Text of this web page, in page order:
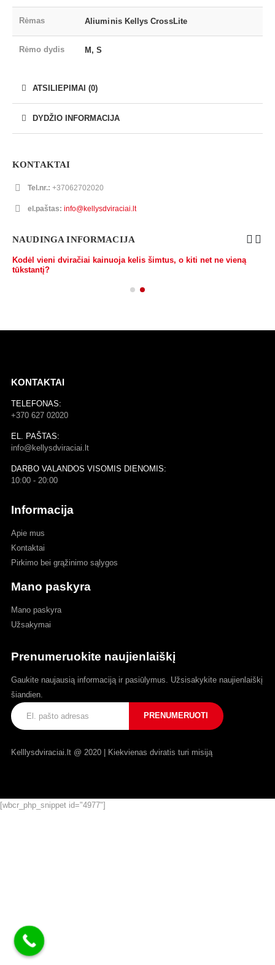
Rėmas Aliuminis Kellys CrossLite
Rėmo dydis M, S
ATSILIEPIMAI (0)
DYDŽIO INFORMACIJA
KONTAKTAI
Tel.nr.: +37062702020
el.paštas: info@kellysdviraciai.lt
NAUDINGA INFORMACIJA
Kodėl vieni dviračiai kainuoja kelis šimtus, o kiti net ne vieną
tūkstantį?
KONTAKTAI
TELEFONAS:
+370 627 02020
EL. PAŠTAS:
info@kellysdviraciai.lt
DARBO VALANDOS VISOMIS DIENOMIS:
10:00 - 20:00
Informacija
Apie mus
Kontaktai
Pirkimo bei grąžinimo sąlygos
Mano paskyra
Mano paskyra
Užsakymai
Prenumeruokite naujienlaiškį
Gaukite naujausią informaciją ir pasiūlymus. Užsisakykite naujienlaiškį
šiandien.
Kelllysdviraciai.lt @ 2020 | Kiekvienas dviratis turi misiją
[wbcr_php_snippet id="4977"]